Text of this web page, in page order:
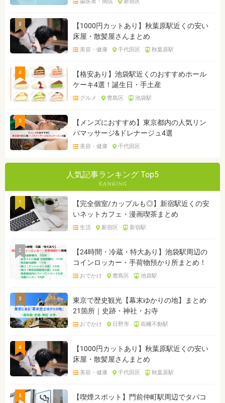
3
【1000円カットあり】秋葉原駅近くの安い
床屋・散髪屋さんまとめ
美容・健康 千代田区 秋葉原駅
4
【格安あり】池袋駅近くのおすすめホール
ケーキ4選！誕生日・手土産
グルメ 豊島区 池袋駅
5
【メンズにおすすめ】東京都内の人気リン
パマッサージ&ドレナージュ4選
美容・健康 千代田区
人気記事ランキング Top5
1
【完全個室/カップルも◎】新宿駅近くの安
いネットカフェ・漫画喫茶まとめ
生活 新宿区 新宿駅
2
【24時間・冷蔵・特大あり】池袋駅周辺の
コインロッカー・手荷物預かり所まとめ！
おでかけ 豊島区 池袋駅
3
東京で歴史観光【幕末ゆかりの地】まとめ
21箇所｜史跡・神社・お寺
おでかけ 日野市 高幡不動駅
4
【1000円カットあり】秋葉原駅近くの安い
床屋・散髪屋さんまとめ
美容・健康 千代田区 秋葉原駅
5
【喫煙スポット】門前仲町駅周辺でタバコ